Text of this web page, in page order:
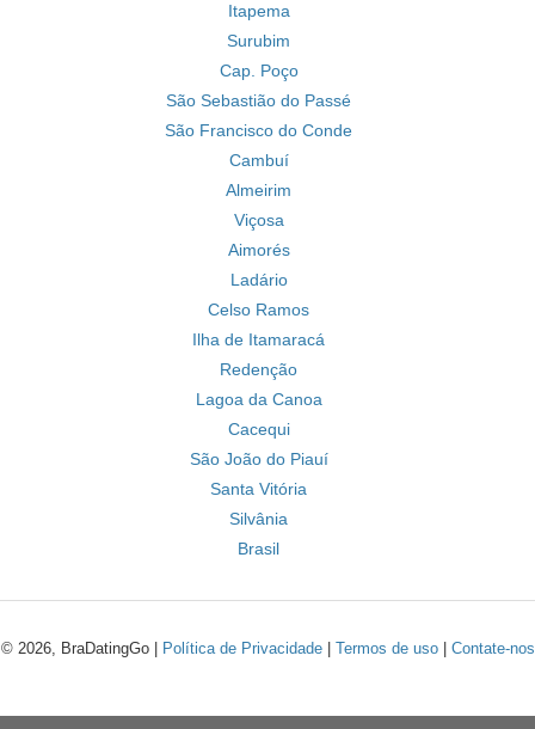
Itapema
Surubim
Cap. Poço
São Sebastião do Passé
São Francisco do Conde
Cambuí
Almeirim
Viçosa
Aimorés
Ladário
Celso Ramos
Ilha de Itamaracá
Redenção
Lagoa da Canoa
Cacequi
São João do Piauí
Santa Vitória
Silvânia
Brasil
© 2026, BraDatingGo | Política de Privacidade| Termos de uso| Contate-nos